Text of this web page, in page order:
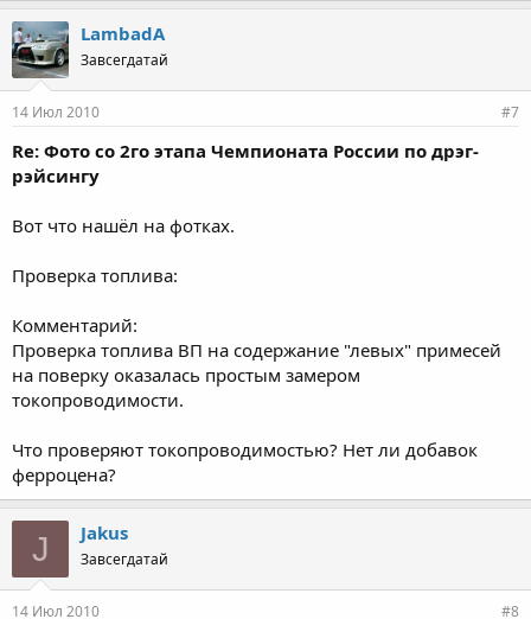
LambadA
Завсегдатай
14 Июл 2010 #7
Re: Фото со 2го этапа Чемпионата России по дрэг-
рэйсингу
Вот что нашёл на фотках.
Проверка топлива:
Комментарий:
Проверка топлива ВП на содержание "левых" примесей
на поверку оказалась простым замером
токопроводимости.
Что проверяют токопроводимостью? Нет ли добавок
ферроцена?
J Jakus
Завсегдатай
14 Июл 2010 #8